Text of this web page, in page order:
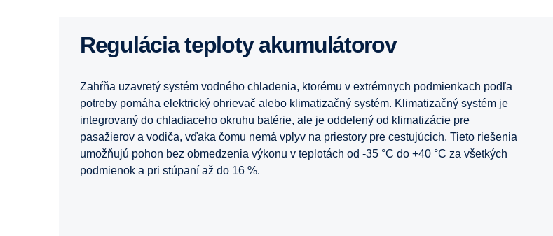
Regulácia teploty akumulátorov
Zahŕňa uzavretý systém vodného chladenia, ktorému v extrémnych podmienkach podľa
potreby pomáha elektrický ohrievač alebo klimatizačný systém. Klimatizačný systém je
integrovaný do chladiaceho okruhu batérie, ale je oddelený od klimatizácie pre
pasažierov a vodiča, vďaka čomu nemá vplyv na priestory pre cestujúcich. Tieto riešenia
umožňujú pohon bez obmedzenia výkonu v teplotách od -35 °C do +40 °C za všetkých
podmienok a pri stúpaní až do 16 %.